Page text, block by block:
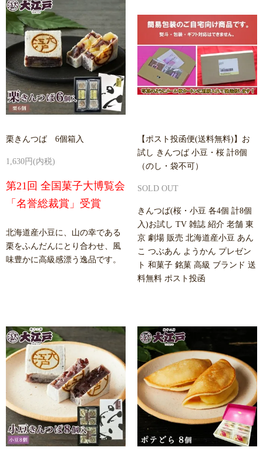
栗きんつば 6個箱入
1,630円(内税)
第21回 全国菓子大博覧会
「名誉総裁賞」受賞
北海道産小豆に、山の幸である
栗をふんだんにとり合わせ、風
味豊かに高級感漂う逸品です。
【ポスト投函便(送料無料)】お
試し きんつば 小豆・桜 計8個
（のし・袋不可）
SOLD OUT
きんつば(桜・小豆 各4個 計8個
入)お試し TV 雑誌 紹介 老舗 東
京 劇場 販売 北海道産小豆 あん
こ つぶあん ようかん プレゼン
ト 和菓子 銘菓 高級 ブランド 送
料無料 ポスト投函